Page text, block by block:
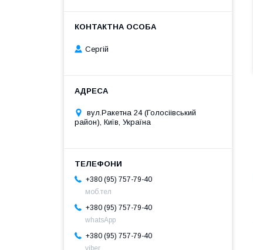
Сергій
вул.Ракетна 24 (Голосіівський
район), Київ, Україна
+380 (95) 757-79-40
моб.тел
+380 (95) 757-79-40
whatsApp
+380 (95) 757-79-40
viber